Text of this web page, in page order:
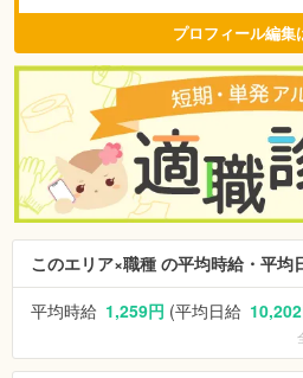
プロフィール編集
このエリア×職種 の平均時給・平均
平均時給 1,259円 (平均日給